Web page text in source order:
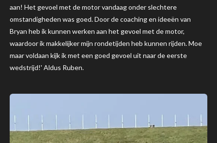
aan! Het gevoel met de motor vandaag onder slechtere
omstandigheden was goed. Door de coaching en ideeën van
Bryan heb ik kunnen werken aan het gevoel met de motor,
waardoor ik makkelijker mijn rondetijden heb kunnen rijden. Moe
maar voldaan kijk ik met een goed gevoel uit naar de eerste
wedstrijd!' Aldus Ruben.